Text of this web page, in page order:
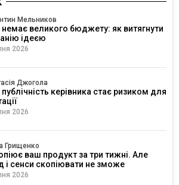
Мельников
немає великого бюджету: як витягнути
ідеєю
2026
Джогола
керівника стає ризиком для
2026
Грищенко
ваш продукт за три тижні. Але
і сенси скопіювати не зможе
2026